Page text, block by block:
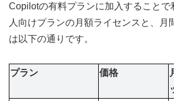
Copilotの有料プランに加入することで
人向けプランの月額ライセンスと、月
は以下の通りです。
プラン 価格